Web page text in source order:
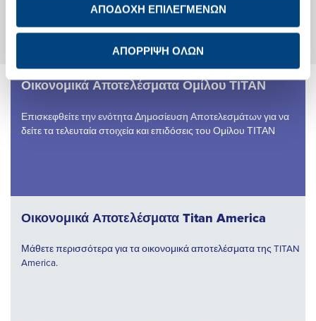
ΑΠΟΔΟΧΗ ΕΠΙΛΕΓΜΕΝΩΝ
ΑΠΟΡΡΙΨΗ ΟΛΩΝ
Μετοχικό Κεφάλαιο
Παραλαβή αξιών από το ΤΠΔ
Οικονομικά Αποτελέσματα Ομίλου ΤΙΤΑΝ
Επισκεφθείτε την ενότητα Δημοσίευση Αποτελεσμάτων για να
δείτε τα τελευταία στοιχεία και επιδόσεις του Ομίλου ΤΙΤΑΝ
Οικονομικά Αποτελέσματα Titan America
Μάθετε περισσότερα για τα οικονομικά αποτελέσματα της TITAN
America.